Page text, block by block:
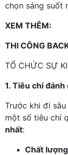
chọn sáng suốt
XEM THÊM:
THI CÔNG
TỔ CHỨC SỰ
1. Tiêu chí
Trước khi đi
một số tiêu chí
nhất:
Chất